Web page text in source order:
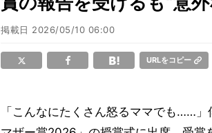
掲載日 2026/05/10 06:00
URLをコピー
「こんなにたくさん怒るママでも……